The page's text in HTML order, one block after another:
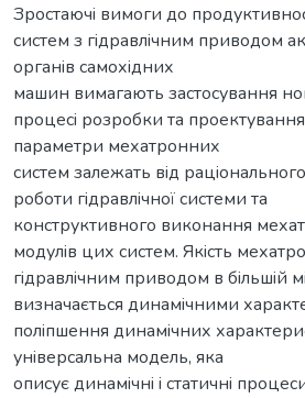
Зростаючi вимоги до
систем з гiдравлiчним приводом
органiв самохiдних
машин вимагають застосування
процесi розробки та
параметри мехатронних
систем залежать вiд
роботи гiдравлiчної системи та
конструктивного виконання
модулiв цих систем. Якiсть
гiдравлiчним приводом в бiльшiй
визначається динамiчними
полiпшення динамiчних
унiверсальна модель, яка
описує динамiчнi i статичнi